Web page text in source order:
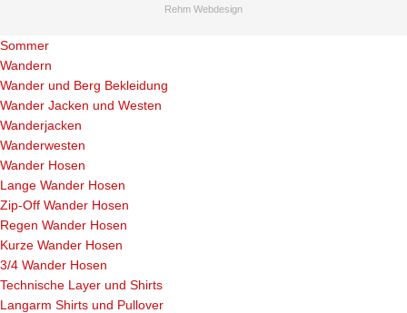
Rehm Webdesign
Sommer
Wandern
Wander und Berg Bekleidung
Wander Jacken und Westen
Wanderjacken
Wanderwesten
Wander Hosen
Lange Wander Hosen
Zip-Off Wander Hosen
Regen Wander Hosen
Kurze Wander Hosen
3/4 Wander Hosen
Technische Layer und Shirts
Langarm Shirts und Pullover